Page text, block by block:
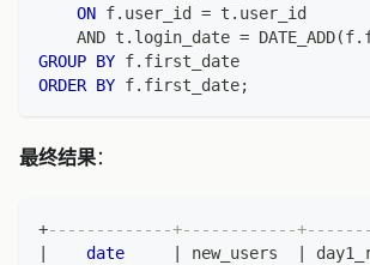
ON f. user_id = t . user_id
AND t . login_date = DATE_ADD(f.
GROUP BY f. first_date
ORDER BY f. first_date;
最终结果：
+-------------+------------
date new_users